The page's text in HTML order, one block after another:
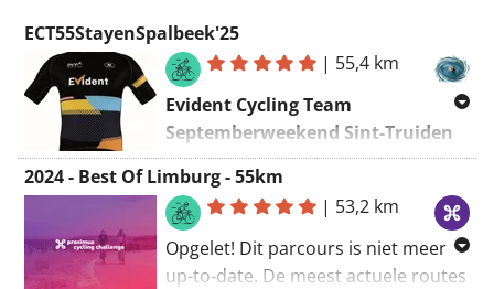
ECT55StayenSpalbeek'25
| 55,4 km
Evident Cycling Team
Septemberweekend Sint-Truiden
(Detox-)Rit 3, 14 september 2025,
10u30, Sint-Truiden - Spalbeek -
Sint-Truiden
2024 - Best Of Limburg - 55km
| 53,2 km
Opgelet! Dit parcours is niet meer
up-to-date. De meest actuele routes